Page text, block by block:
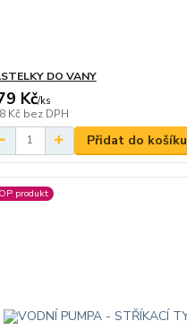
DO VANY
Kč/ks
Kč bez DPH
Přidat do košíku
produkt